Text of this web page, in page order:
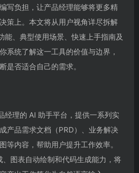
写负担，让产品经理能够将更多精
策上。本文将从用户视角详尽拆解
能、典型使用场景、快速上手指南及
系统了解这一工具的价值与边界，
是否适合自己的需求。
经理的 AI 助手平台，提供一系列实
产品需求文档（PRD）、业务解决
等内容，帮助用户提升工作效率。
图表自动绘制和代码生成能力，将